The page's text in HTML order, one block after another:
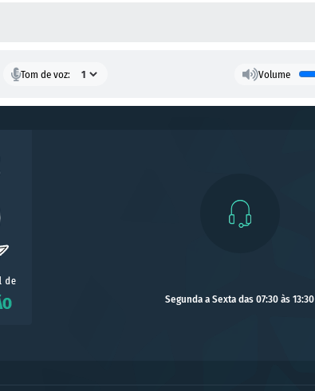
Tom de voz: Volume
Segunda a Sexta das 07:30 às 13:30